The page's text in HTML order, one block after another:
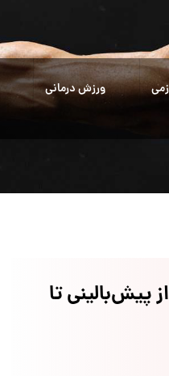
ورزش درمانی
پیش‌بالینی تا